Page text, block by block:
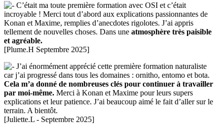
C’était ma toute première formation avec OSI et c’était
incroyable ! Merci tout d’abord aux explications passionnantes de
Konan et Maxime, remplies d’anecdotes rigolotes. J’ai appris
tellement de nouvelles choses. Dans une atmosphère très paisible
et agréable.
[Plume.H Septembre 2025]
J’ai énormément apprécié cette première formation naturaliste
car j’ai progressé dans tous les domaines : ornitho, entomo et bota.
Cela m’a donné de nombreuses clés pour continuer à travailler
par moi-même. Merci à Konan et Maxime pour leurs supers
explications et leur patience. J’ai beaucoup aimé le fait d’aller sur le
terrain. A bientôt.
[Juliette.L - Septembre 2025]